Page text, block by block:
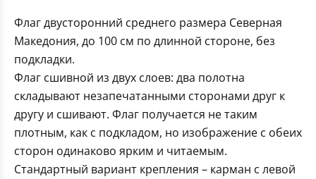
Флаг двусторонний среднего размера Северная
Македония, до 100 см по длинной стороне, без
подкладки.
Флаг сшивной из двух слоев: два полотна
складывают незапечатанными сторонами друг к
другу и сшивают. Флаг получается не таким
плотным, как с подкладом, но изображение с обеих
сторон одинаково ярким и читаемым.
Стандартный вариант крепления – карман с левой